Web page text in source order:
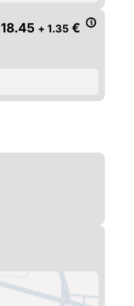
18.45 + 1.35 €